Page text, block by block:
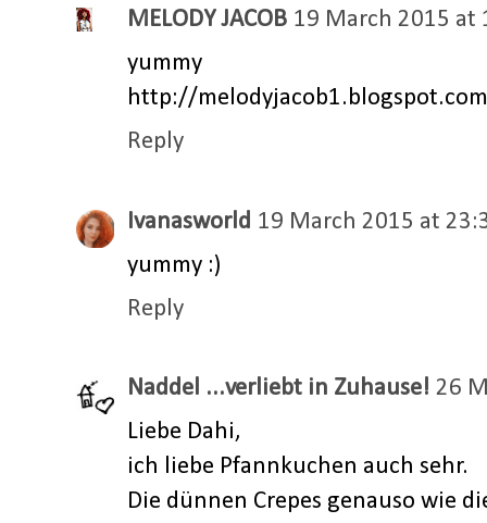
MELODY JACOB 19 March 2015 at
yummy
http://
Reply
Ivanasworld 19 March 2015 at
yummy :)
Reply
Naddel ...verliebt in Zuhause! 26
Liebe Dahi,
ich liebe Pfannkuchen auch sehr.
Die dünnen Crepes genauso wie